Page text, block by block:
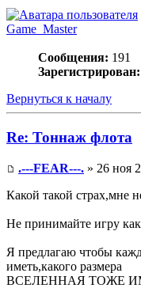
Game_Master
Сообщения: 191
Зарегистрирован:
Вернуться к началу
Re: Тоннаж флота
.---FEAR---. » 26 ноя
Какой такой страх,мне
Не принимайте игру
Я предлагаю чтобы
иметь,какого размера
ВСЕЛЕННАЯ ТОЖЕ